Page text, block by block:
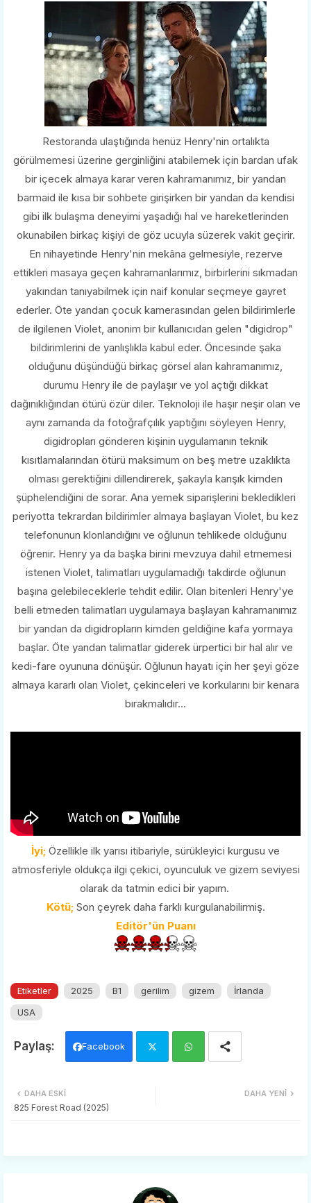
Restoranda ulaştığında henüz Henry'nin ortalıkta
görülmemesi üzerine gerginliğini atabilemek için bardan ufak
bir içecek almaya karar veren kahramanımız, bir yandan
barmaid ile kısa bir sohbete girişirken bir yandan da kendisi
gibi ilk bulaşma deneyimi yaşadığı hal ve hareketlerinden
okunabilen birkaç kişiyi de göz ucuyla süzerek vakit geçirir.
En nihayetinde Henry'nin mekâna gelmesiyle, rezerve
ettikleri masaya geçen kahramanlarımız, birbirlerini sıkmadan
yakından tanıyabilmek için naif konular seçmeye gayret
ederler. Öte yandan çocuk kamerasından gelen bildirimlerle
de ilgilenen Violet, anonim bir kullanıcıdan gelen "digidrop"
bildirimlerini de yanlışlıkla kabul eder. Öncesinde şaka
olduğunu düşündüğü birkaç görsel alan kahramanımız,
durumu Henry ile de paylaşır ve yol açtığı dikkat
dağınıklığından ötürü özür diler. Teknoloji ile haşır neşir olan ve
aynı zamanda da fotoğrafçılık yaptığını söyleyen Henry,
digidropları gönderen kişinin uygulamanın teknik
kısıtlamalarından ötürü maksimum on beş metre uzaklıkta
olması gerektiğini dillendirerek, şakayla karışık kimden
şüphelendiğini de sorar. Ana yemek siparişlerini bekledikleri
periyotta tekrardan bildirimler almaya başlayan Violet, bu kez
telefonunun klonlandığını ve oğlunun tehlikede olduğunu
öğrenir. Henry ya da başka birini mevzuya dahil etmemesi
istenen Violet, talimatları uygulamadığı takdirde oğlunun
başına gelebileceklerle tehdit edilir. Olan bitenleri Henry'ye
belli etmeden talimatları uygulamaya başlayan kahramanımız
bir yandan da digidropların kimden geldiğine kafa yormaya
başlar. Öte yandan talimatlar giderek ürpertici bir hal alır ve
kedi-fare oyununa dönüşür. Oğlunun hayatı için her şeyi göze
almaya kararlı olan Violet, çekinceleri ve korkularını bir kenara
bırakmalıdır...
İyi; Özellikle ilk yarısı itibariyle, sürükleyici kurgusu ve
atmosferiyle oldukça ilgi çekici, oyunculuk ve gizem seviyesi
olarak da tatmin edici bir yapım.
Kötü;Son çeyrek daha farklı kurgulanabilirmiş.
Editör'ün Puanı
Etiketler 2025 B1 gerilim gizem
İrlanda
USA
Facebook
DAHA YENI
DAHA ESKI
825 Forest Road (2025)